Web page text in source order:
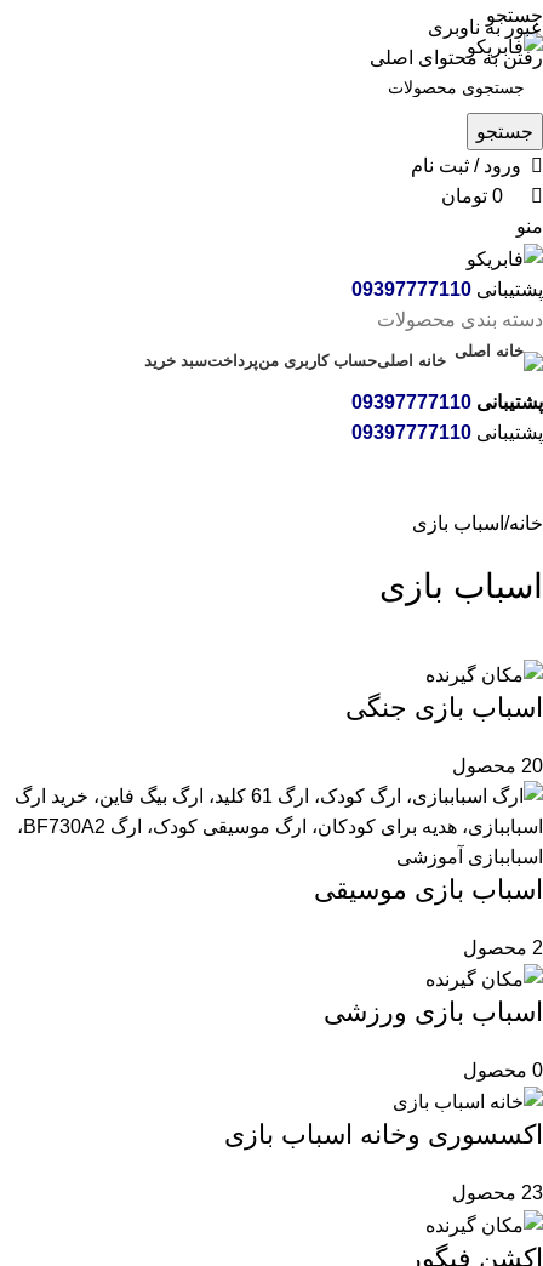
عبور به ناوبری
رفتن به محتوای اصلی
جستجو
جستجو
ورود / ثبت نام
0 تومان
منو
پشتیبانی 09397777110
دسته بندی محصولات
خانه اصلیحساب کاربری منپرداختسبد خرید
پشتیبانی 09397777110
پشتیبانی 09397777110
خانه اسباب بازی
اسباب بازی
اسباب بازی جنگی
20 محصول
اسباب بازی موسیقی
2 محصول
اسباب بازی ورزشی
0 محصول
اکسسوری وخانه اسباب بازی
23 محصول
اکشن فیگور